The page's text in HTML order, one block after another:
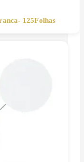
125Folhas